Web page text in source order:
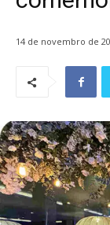
14 de novembro de